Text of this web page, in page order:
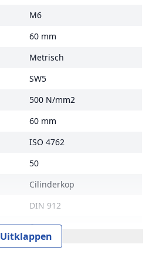
M6
60 mm
Metrisch
SW5
500 N/mm2
60 mm
ISO 4762
50
Cilinderkop
DIN 912
6 mm
10 mm
Uitklappen